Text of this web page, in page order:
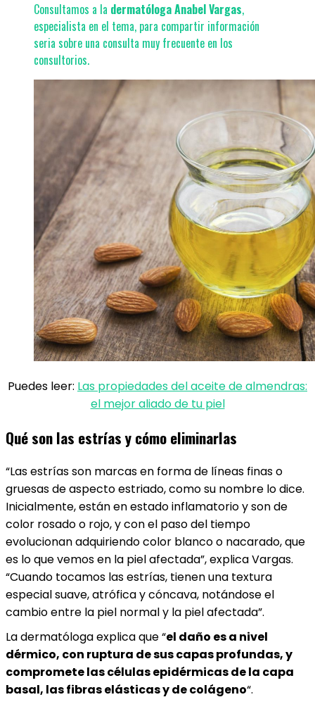
Consultamos a la dermatóloga Anabel Vargas,
especialista en el tema, para compartir información
seria sobre una consulta muy frecuente en los
consultorios.
Puedes leer: Las propiedades del aceite de almendras:
el mejor aliado de tu piel
Qué son las estrías y cómo eliminarlas
“Las estrías son marcas en forma de líneas finas o
gruesas de aspecto estriado, como su nombre lo dice.
Inicialmente, están en estado inflamatorio y son de
color rosado o rojo, y con el paso del tiempo
evolucionan adquiriendo color blanco o nacarado, que
es lo que vemos en la piel afectada”, explica Vargas.
“Cuando tocamos las estrías, tienen una textura
especial suave, atrófica y cóncava, notándose el
cambio entre la piel normal y la piel afectada”.
La dermatóloga explica que “el daño es a nivel
dérmico, con ruptura de sus capas profundas, y
compromete las células epidérmicas de la capa
basal, las fibras elásticas y de colágeno“.